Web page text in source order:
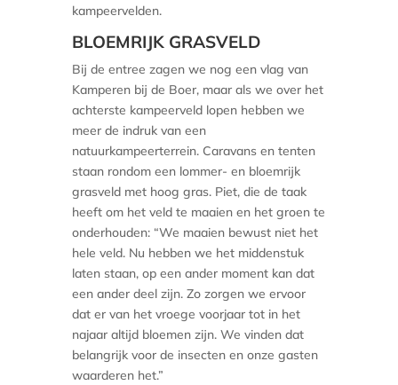
kampeervelden.
BLOEMRIJK GRASVELD
Bij de entree zagen we nog een vlag van
Kamperen bij de Boer, maar als we over het
achterste kampeerveld lopen hebben we
meer de indruk van een
natuurkampeerterrein. Caravans en tenten
staan rondom een lommer- en bloemrijk
grasveld met hoog gras. Piet, die de taak
heeft om het veld te maaien en het groen te
onderhouden: “We maaien bewust niet het
hele veld. Nu hebben we het middenstuk
laten staan, op een ander moment kan dat
een ander deel zijn. Zo zorgen we ervoor
dat er van het vroege voorjaar tot in het
najaar altijd bloemen zijn. We vinden dat
belangrijk voor de insecten en onze gasten
waarderen het.”